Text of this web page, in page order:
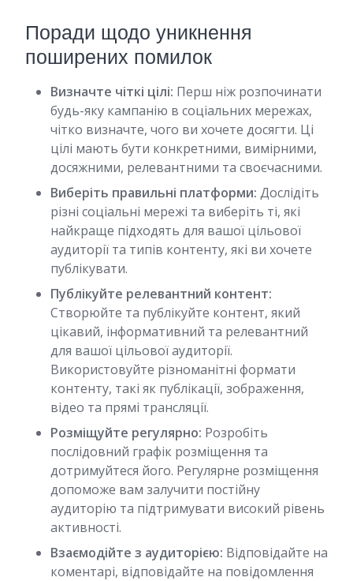
Поради щодо уникнення
поширених помилок
Визначте чіткі цілі: Перш ніж розпочинати
будь-яку кампанію в соціальних мережах,
чітко визначте, чого ви хочете досягти. Ці
цілі мають бути конкретними, вимірними,
досяжними, релевантними та своєчасними.
Виберіть правильні платформи: Дослідіть
різні соціальні мережі та виберіть ті, які
найкраще підходять для вашої цільової
аудиторії та типів контенту, які ви хочете
публікувати.
Публікуйте релевантний контент:
Створюйте та публікуйте контент, який
цікавий, інформативний та релевантний
для вашої цільової аудиторії.
Використовуйте різноманітні формати
контенту, такі як публікації, зображення,
відео та прямі трансляції.
Розміщуйте регулярно: Розробіть
послідовний графік розміщення та
дотримуйтеся його. Регулярне розміщення
допоможе вам залучити постійну
аудиторію та підтримувати високий рівень
активності.
Взаємодійте з аудиторією: Відповідайте на
коментарі, відповідайте на повідомлення